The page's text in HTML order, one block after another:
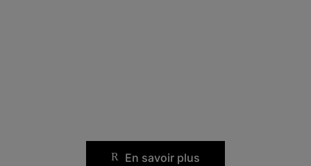
En savoir plus